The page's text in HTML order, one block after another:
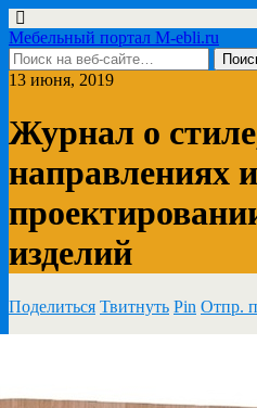
Мебельный портал M-ebli.ru
13 июня, 2019
Журнал о
направлениях и
изделий
Поделиться Твитнуть Pin Отпр.